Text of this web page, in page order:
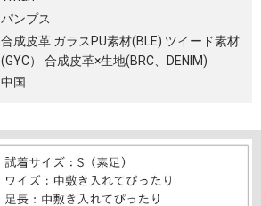
パンプス
合成皮革 ガラスPU素材(BLE) ツイード素材
(GYC） 合成皮革×生地(BRC、DENIM)
中国